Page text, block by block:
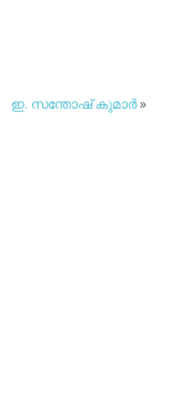
ഇ. സന്തോഷ് കുമാര്‍»